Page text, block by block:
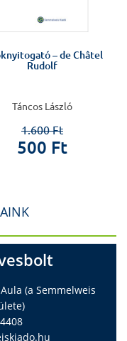
– de Châtel
Rudolf
Táncos László
1.600 Ft
500 Ft
(a Semmelweis